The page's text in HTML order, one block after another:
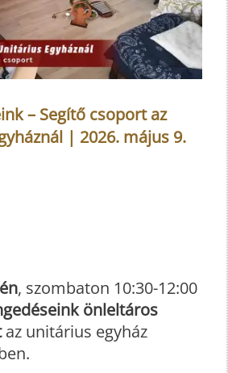
– Segítő csoport az
| 2026. május 9.
, szombaton 10:30-12:00
önleltáros
az unitárius egyház